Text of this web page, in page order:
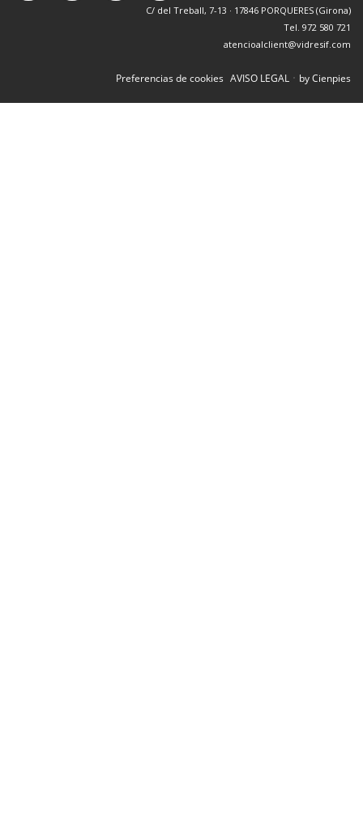
C/ del Treball, 7-13 · 17846 PORQUERES (Girona)
Tel. 972 580 721
atencioalclient@vidresif.com
Preferencias de cookies AVISO LEGAL · by Cienpies